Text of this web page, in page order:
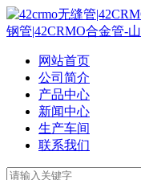
网站首页
公司简介
产品中心
新闻中心
生产车间
联系我们